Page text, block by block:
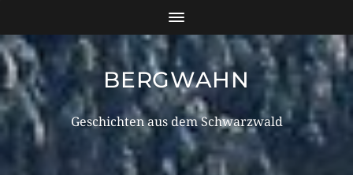
BERGWAHN
Geschichten aus dem Schwarzwald